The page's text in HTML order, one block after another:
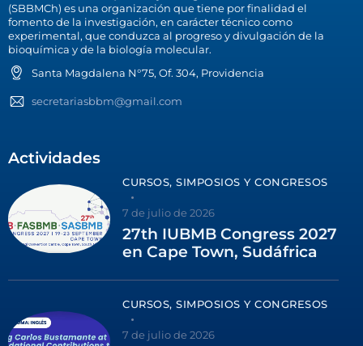
(SBBMCh) es una organización que tiene por finalidad el
fomento de la investigación, en carácter técnico como
experimental, que conduzca al progreso y divulgación de la
bioquímica y de la biología molecular.
Santa Magdalena N°75, Of. 304, Providencia
secretariasbbm@gmail.com
Actividades
CURSOS, SIMPOSIOS Y CONGRESOS
7 de julio de 2026
27th IUBMB Congress 2027
en Cape Town, Sudáfrica
CURSOS, SIMPOSIOS Y CONGRESOS
7 de julio de 2026